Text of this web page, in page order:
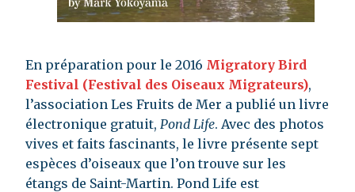
En préparation pour le 2016 Migratory Bird
Festival (Festival des Oiseaux Migrateurs),
l’association Les Fruits de Mer a publié un livre
électronique gratuit, Pond Life. Avec des photos
vives et faits fascinants, le livre présente sept
espèces d’oiseaux que l’on trouve sur les
étangs de Saint-Martin. Pond Life est